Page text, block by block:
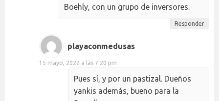
Boehly, con un grupo de inversores.
Responder
playaconmedusas
15 mayo, 2022 a las 7:20 pm
Pues sí, y por un pastizal. Dueños
yankis además, bueno para la